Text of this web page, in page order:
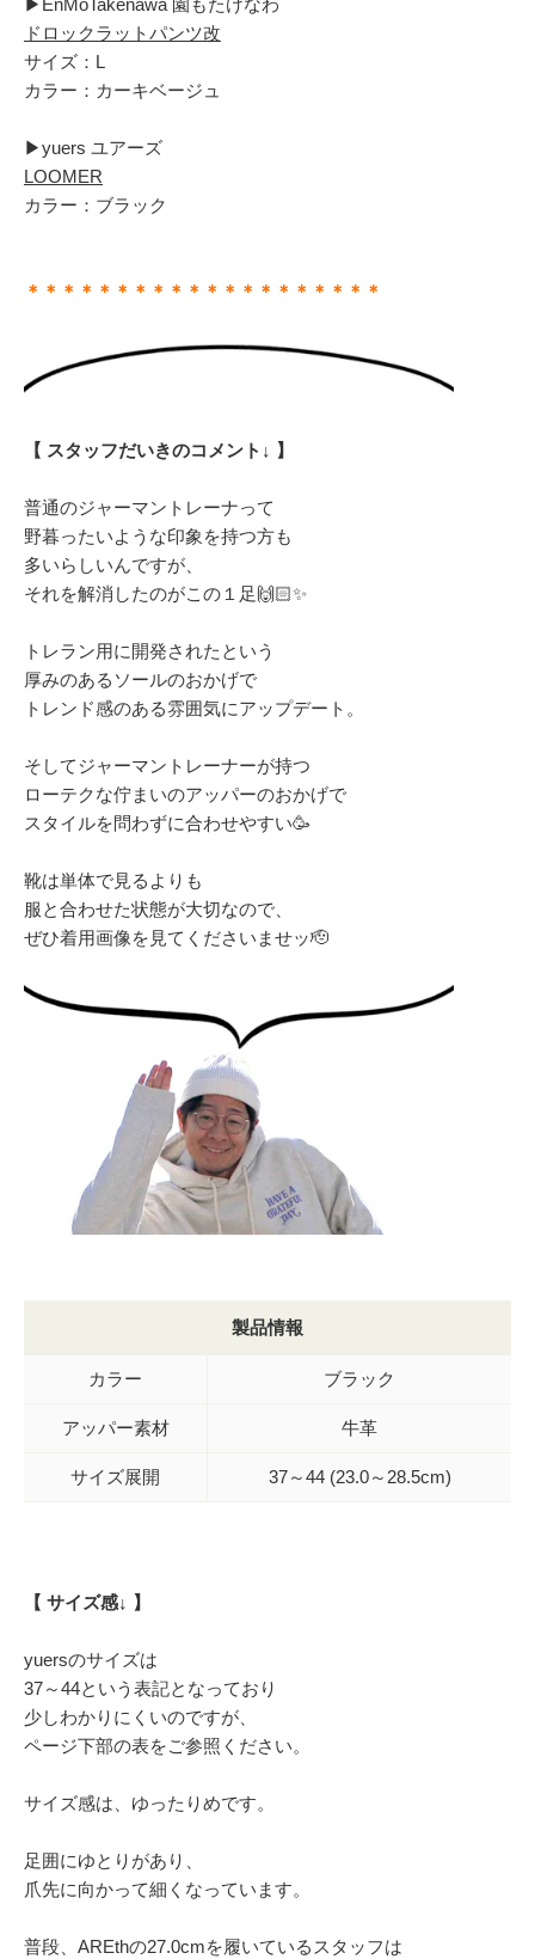
ドロックラットパンツ改
サイズ：L
カラー：カーキベージュ
▶︎yuers ユアーズ
LOOMER
カラー：ブラック
＊＊＊＊＊＊＊＊＊＊＊＊＊＊＊＊＊＊＊＊
【 スタッフだいきのコメント↓ 】
普通のジャーマントレーナって
野暮ったいような印象を持つ方も
多いらしいんですが、
それを解消したのがこの１足🙌🏻✨
トレラン用に開発されたという
厚みのあるソールのおかげで
トレンド感のある雰囲気にアップデート。
そしてジャーマントレーナーが持つ
ローテクな佇まいのアッパーのおかげで
スタイルを問わずに合わせやすい🥳
靴は単体で見るよりも
服と合わせた状態が大切なので、
ぜひ着用画像を見てくださいませッ🫡
製品情報
カラー ブラック
アッパー素材 牛革
サイズ展開 37～44 (23.0～28.5cm)
【 サイズ感↓ 】
yuersのサイズは
37～44という表記となっており
少しわかりにくいのですが、
ページ下部の表をご参照ください。
サイズ感は、ゆったりめです。
足囲にゆとりがあり、
爪先に向かって細くなっています。
普段、AREthの27.0cmを履いているスタッフは